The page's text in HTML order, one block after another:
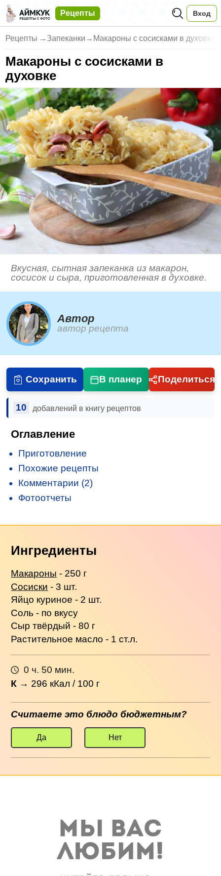
Рецепты Вход
Рецепты → Запеканки → Макароны с сосисками в духовке
Макароны с сосисками в
духовке
Вкусная, сытная запеканка из макарон,
сосисок и сыра, приготовленная в духовке.
Автор
автор рецепта
Сохранить В планер Поделиться
10 добавлений в книгу рецептов
Оглавление
Приготовление
Похожие рецепты
Комментарии (2)
Фотоотчеты
Ингредиенты
Макароны - 250 г
Сосиски - 3 шт.
Яйцо куриное - 2 шт.
Соль - по вкусу
Сыр твёрдый - 80 г
Растительное масло - 1 ст.л.
0 ч. 50 мин.
К → 296 кКал / 100 г
Считаете это блюдо бюджетным?
Да Нет